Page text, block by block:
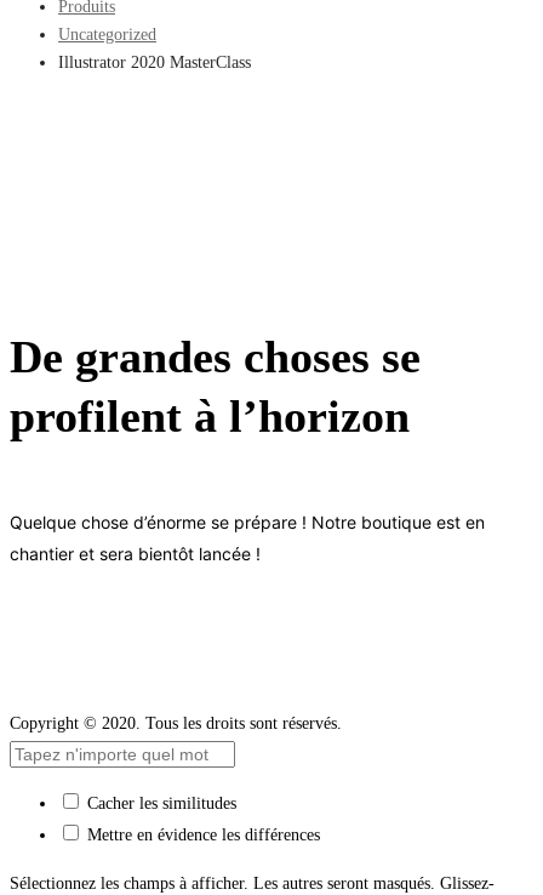
Produits
Uncategorized
Illustrator 2020 MasterClass
De grandes choses se
profilent à l’horizon
Quelque chose d’énorme se prépare ! Notre boutique est en
chantier et sera bientôt lancée !
Copyright © 2020. Tous les droits sont réservés.
Cacher les similitudes
Mettre en évidence les différences
Sélectionnez les champs à afficher. Les autres seront masqués. Glissez-